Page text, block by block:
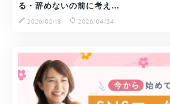
る・辞めないの前に考え…
2026/02/13
2026/04/24